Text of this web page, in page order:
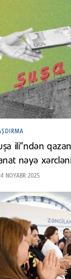
ili”ndən
nəyə
NOYABR 2025